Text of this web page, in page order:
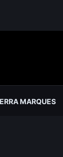
MARQUES